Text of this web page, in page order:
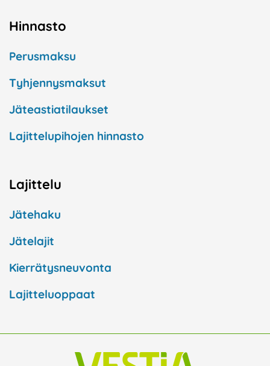
Hinnasto
Perusmaksu
Tyhjennysmaksut
Jäteastiatilaukset
Lajittelupihojen hinnasto
Lajittelu
Jätehaku
Jätelajit
Kierrätysneuvonta
Lajitteluoppaat